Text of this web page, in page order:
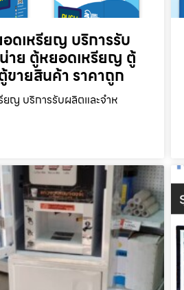
ดเหรียญ บริการรับ
าย ตู้หยอดเหรียญ ตู้
ายสินค้า ราคาถูก
ยญ บริการรับผลิตและจำห